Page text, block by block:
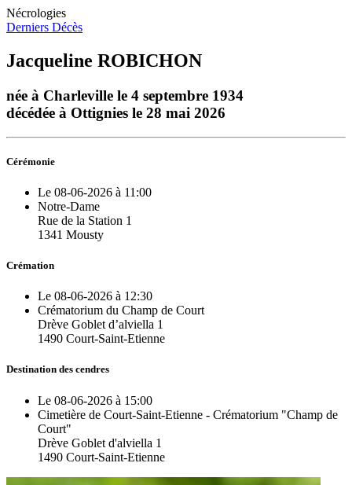
Nécrologies
Derniers Décès
Jacqueline ROBICHON
née à Charleville le 4 septembre 1934
décédée à Ottignies le 28 mai 2026
Cérémonie
Le 08-06-2026 à 11:00
Notre-Dame
Rue de la Station 1
1341 Mousty
Crémation
Le 08-06-2026 à 12:30
Crématorium du Champ de Court
Drève Goblet d’alviella 1
1490 Court-Saint-Etienne
Destination des cendres
Le 08-06-2026 à 15:00
Cimetière de Court-Saint-Etienne - Crématorium "Champ de
Court"
Drève Goblet d'alviella 1
1490 Court-Saint-Etienne